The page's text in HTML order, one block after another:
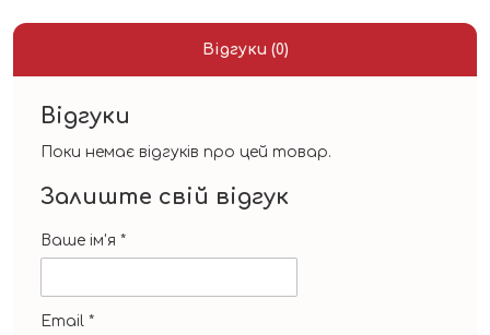
Відгуки (0)
Відгуки
Поки немає відгуків про цей товар.
Залиште свій відгук
Ваше ім'я *
Email *